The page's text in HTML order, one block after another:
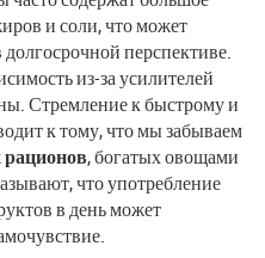
и соли, что может
долгосрочной перспективе.
из-за усилителей
Стремление к быстрому и
к тому, что мы забываем
, богатых овощами
что употребление
в день может